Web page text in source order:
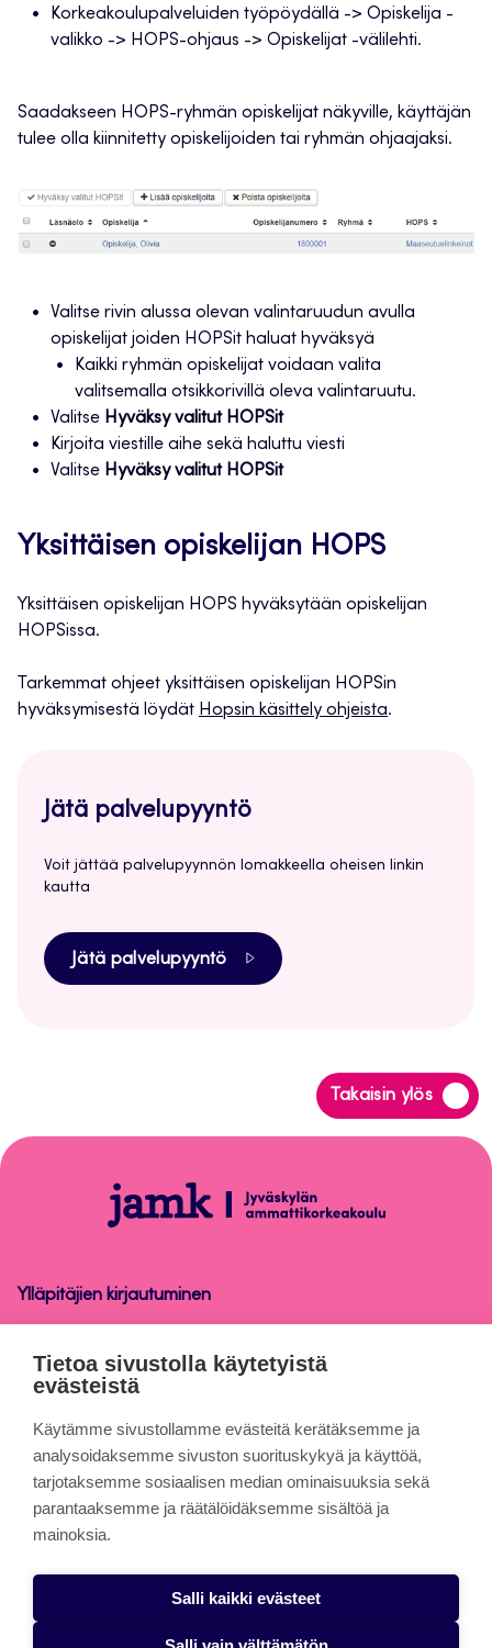
Korkeakoulupalveluiden työpöydällä -> Opiskelija -
valikko -> HOPS-ohjaus -> Opiskelijat -välilehti.
Saadakseen HOPS-ryhmän opiskelijat näkyville, käyttäjän
tulee olla kiinnitetty opiskelijoiden tai ryhmän ohjaajaksi.
Valitse rivin alussa olevan valintaruudun avulla
opiskelijat joiden HOPSit haluat hyväksyä
Kaikki ryhmän opiskelijat voidaan valita
valitsemalla otsikkorivillä oleva valintaruutu.
Valitse Hyväksy valitut HOPSit
Kirjoita viestille aihe sekä haluttu viesti
Valitse Hyväksy valitut HOPSit
Yksittäisen opiskelijan HOPS
Yksittäisen opiskelijan HOPS hyväksytään opiskelijan
HOPSissa.
Tarkemmat ohjeet yksittäisen opiskelijan HOPSin
hyväksymisestä löydät Hopsin käsittely ohjeista.
Jätä palvelupyyntö
Voit jättää palvelupyynnön lomakkeella oheisen linkin
kautta
Jätä palvelupyyntö
Takaisin ylös
Siirry
takaisin
Peppi-
ohjeet
Ylläpitäjien kirjautuminen
Peppi-ohjeet henkilökunnalle
Tietoa sivuista
Evästeet
Saavutettavuusseloste
Tietosuojaseloste
Alasottoilmoitus
Tietoa sivustolla käytetyistä
evästeistä
Käytämme sivustollamme evästeitä kerätäksemme ja
analysoidaksemme sivuston suorituskykyä ja käyttöä,
tarjotaksemme sosiaalisen median ominaisuuksia sekä
parantaaksemme ja räätälöidäksemme sisältöä ja
mainoksia.
Salli kaikki evästeet